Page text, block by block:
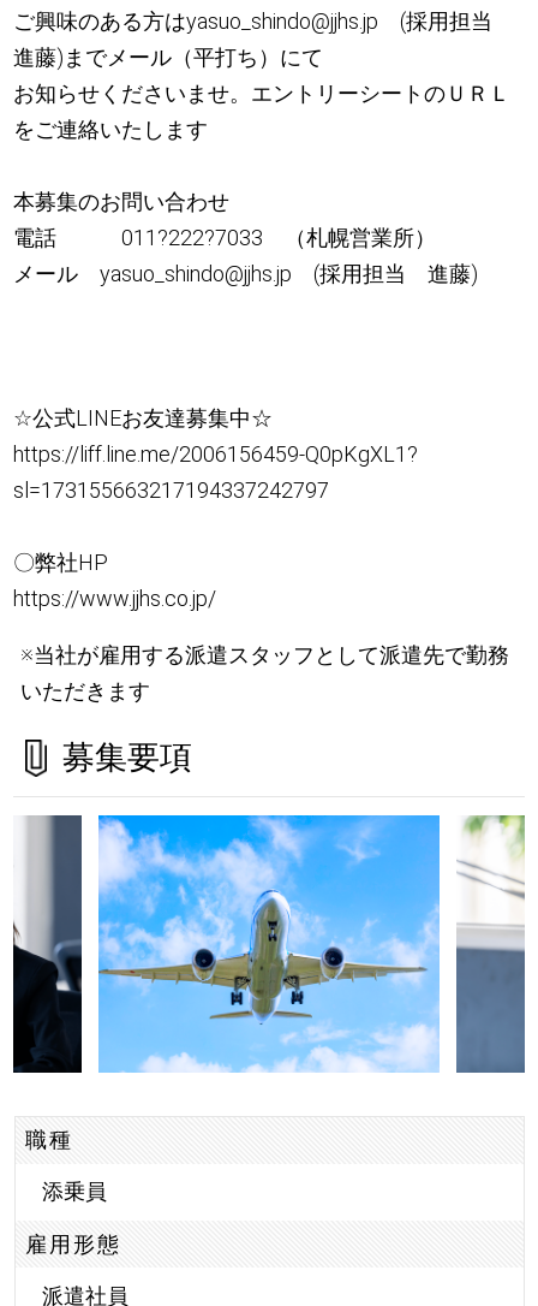
ご興味のある方はyasuo_shindo@jjhs.jp (採用担当
進藤)までメール（平打ち）にて
お知らせくださいませ。エントリーシートのＵＲＬ
をご連絡いたします
本募集のお問い合わせ
電話 011?222?7033 （札幌営業所）
メール yasuo_shindo@jjhs.jp (採用担当 進藤)
☆公式LINEお友達募集中☆
https://liff.line.me/2006156459-Q0pKgXL1?
sl=173155663217194337242797
〇弊社HP
https://www.jjhs.co.jp/
※当社が雇用する派遣スタッフとして派遣先で勤務
いただきます
募集要項
職種
添乗員
雇用形態
派遣社員